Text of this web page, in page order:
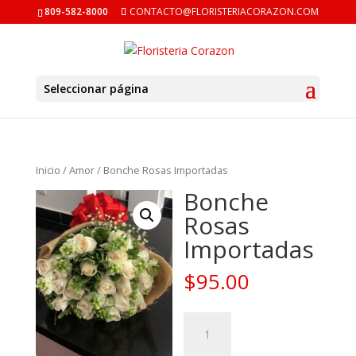
809-582-8000 CONTACTO@FLORISTERIACORAZON.COM
Seleccionar página
Inicio /Amor/ Bonche Rosas Importadas
Bonche
Rosas
Importadas
$95.00
Rosas